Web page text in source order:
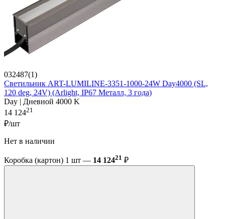
032487(1)
Светильник ART-LUMILINE-3351-1000-24W Day4000 (SL,
120 deg, 24V) (Arlight, IP67 Металл, 3 года)
Day | Дневной 4000 K
14 12421
₽/шт
Нет в наличии
Коробка (картон) 1 шт — 14 12421 ₽